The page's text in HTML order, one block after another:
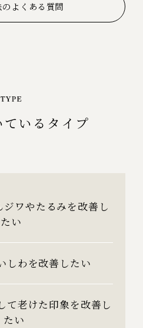
のよくある質問
いるタイプ
ワやたるみを改善し
たい
しわを改善したい
て老けた印象を改善し
たい